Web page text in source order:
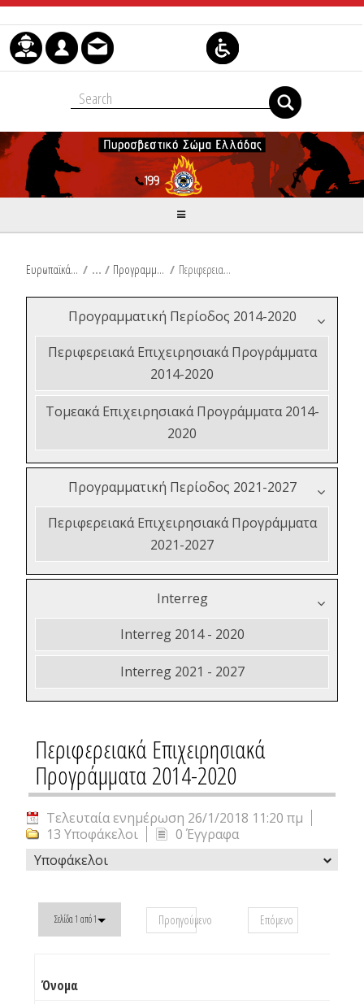
Μετάβαση στο περιεχόμενο
Ευρωπαϊκά & Αναπτυξιακά Προγράμματα / Προγραμματική Περίοδος 2014-2020 / Περιφερειακά Επιχειρησιακά Προγράμματα 2014-2020
Προγραμματική Περίοδος 2014-2020
Περιφερειακά Επιχειρησιακά Προγράμματα
2014-2020
Τομεακά Επιχειρησιακά Προγράμματα 2014-
2020
Προγραμματική Περίοδος 2021-2027
Περιφερειακά Επιχειρησιακά Προγράμματα
2021-2027
Interreg
Interreg 2014 - 2020
Interreg 2021 - 2027
Περιφερειακά Επιχειρησιακά
Προγράμματα 2014-2020
Τελευταία ενημέρωση 26/1/2018 11:20 πμ
13 Υποφάκελοι
0 Έγγραφα
Υποφάκελοι
Σελίδα 1 από 1 Προηγούμενο Επόμενο
Όνομα